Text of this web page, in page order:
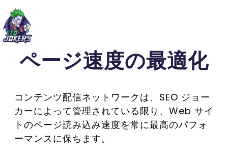
ページ速度の最適化
コンテンツ配信ネットワークは、SEO ジョー
カーによって管理されている限り、Web サイ
トのページ読み込み速度を常に最高のパフォ
ーマンスに保ちます。